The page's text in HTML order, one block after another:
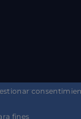
fines